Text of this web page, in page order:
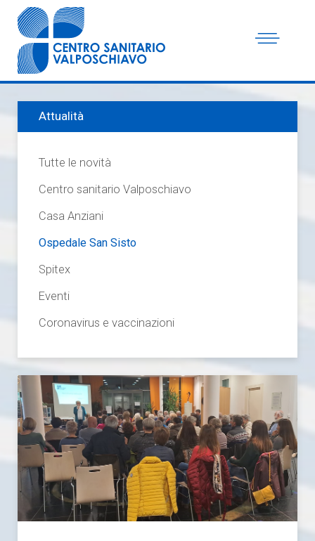
Attualità
Tutte le novità
Centro sanitario Valposchiavo
Casa Anziani
Ospedale San Sisto
Spitex
Eventi
Coronavirus e vaccinazioni